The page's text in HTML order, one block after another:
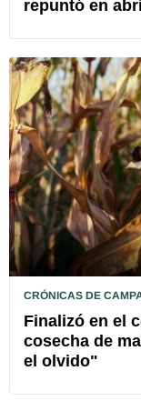
repuntó en
CRÓNICAS DE
Finalizó en el
cosecha de
el olvido"